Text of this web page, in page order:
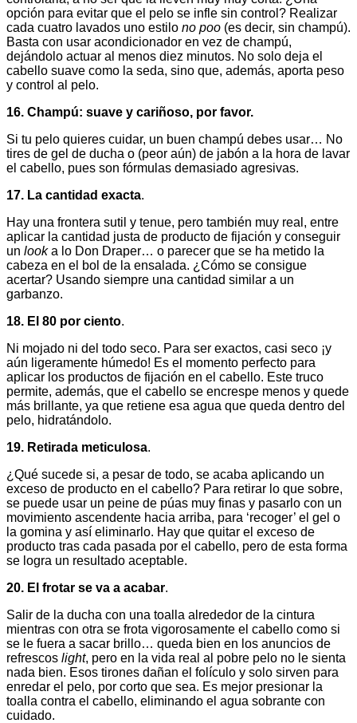
opción para evitar que el pelo se infle sin control? Realizar
cada cuatro lavados uno estilo no poo (es decir, sin champú).
Basta con usar acondicionador en vez de champú,
dejándolo actuar al menos diez minutos. No solo deja el
cabello suave como la seda, sino que, además, aporta peso
y control al pelo.
16. Champú: suave y cariñoso, por favor.
Si tu pelo quieres cuidar, un buen champú debes usar… No
tires de gel de ducha o (peor aún) de jabón a la hora de lavar
el cabello, pues son fórmulas demasiado agresivas.
17. La cantidad exacta.
Hay una frontera sutil y tenue, pero también muy real, entre
aplicar la cantidad justa de producto de fijación y conseguir
un looka lo Don Draper… o parecer que se ha metido la
cabeza en el bol de la ensalada. ¿Cómo se consigue
acertar? Usando siempre una cantidad similar a un
garbanzo.
18. El 80 por ciento.
Ni mojado ni del todo seco. Para ser exactos, casi seco ¡y
aún ligeramente húmedo! Es el momento perfecto para
aplicar los productos de fijación en el cabello. Este truco
permite, además, que el cabello se encrespe menos y quede
más brillante, ya que retiene esa agua que queda dentro del
pelo, hidratándolo.
19. Retirada meticulosa.
¿Qué sucede si, a pesar de todo, se acaba aplicando un
exceso de producto en el cabello? Para retirar lo que sobre,
se puede usar un peine de púas muy finas y pasarlo con un
movimiento ascendente hacia arriba, para ‘recoger’ el gel o
la gomina y así eliminarlo. Hay que quitar el exceso de
producto tras cada pasada por el cabello, pero de esta forma
se logra un resultado aceptable.
20. El frotar se va a acabar.
Salir de la ducha con una toalla alrededor de la cintura
mientras con otra se frota vigorosamente el cabello como si
se le fuera a sacar brillo… queda bien en los anuncios de
refrescos light, pero en la vida real al pobre pelo no le sienta
nada bien. Esos tirones dañan el folículo y solo sirven para
enredar el pelo, por corto que sea. Es mejor presionar la
toalla contra el cabello, eliminando el agua sobrante con
cuidado.